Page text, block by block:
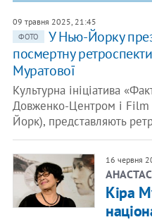
09 травня 2025, 21:45
ФОТО
У Нью-Йорку
посмертну
Муратової
Культурна ініціатива
Довженко-Центром і
Йорк), представляють
16 червня
Кіра